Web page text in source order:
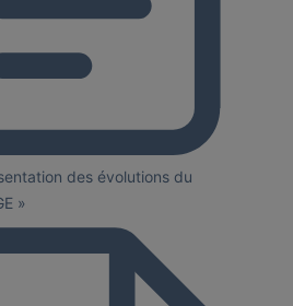
des évolutions du
»